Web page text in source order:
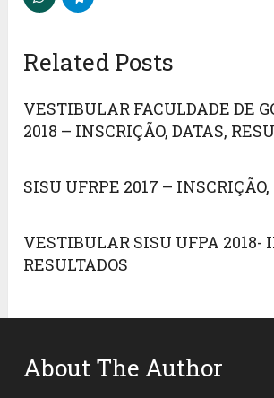
Related Posts
VESTIBULAR FACULDADE DE
2018 – INSCRIÇÃO, DATAS,
SISU UFRPE 2017 – INSCRIÇÃO,
VESTIBULAR SISU UFPA 2018-
RESULTADOS
About The Author